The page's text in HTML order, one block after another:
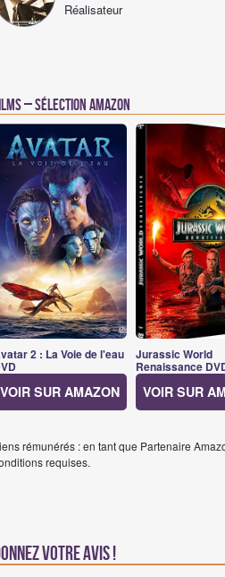
Réalisateur
– Sélection Amazon
2 : La Voie de l'eau
VOIR SUR AMAZON
Jurassic World
Renaissance
VOIR SUR
rémunérés : en tant que Partenaire
requises.
votre avis !